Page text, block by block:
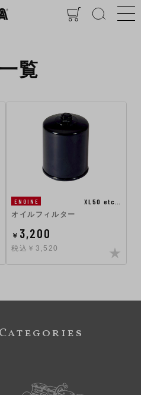
覧
ENGINE
XL50 etc…
オイルフィルター
￥ 3,200
税込￥3,520